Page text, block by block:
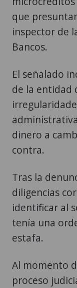
que
inspector de
Bancos.
El señalado
de la entidad
dinero a
contra.
Tras la
diligencias
identificar al
tenía una
estafa.
Al momento
proceso